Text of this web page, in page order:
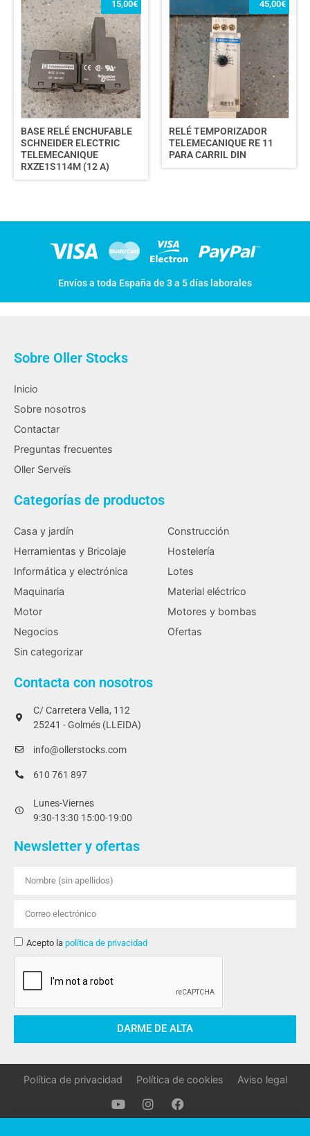
BASE RELÉ ENCHUFABLE
SCHNEIDER ELECTRIC
TELEMECANIQUE
RXZE1S114M (12 A)
15,00€
RELÉ TEMPORIZADOR
TELEMECANIQUE RE 11
PARA CARRIL DIN
45,00€
Envíos a toda España de 3 a 5 días laborales
Sobre Oller Stocks
Inicio
Sobre nosotros
Contactar
Preguntas frecuentes
Oller Serveïs
Categorías de productos
Casa y jardín
Construcción
Herramientas y Bricolaje
Hostelería
Informática y electrónica
Lotes
Maquinaria
Material eléctrico
Motor
Motores y bombas
Negocios
Ofertas
Sin categorizar
Contacta con nosotros
C/ Carretera Vella, 112
25241 - Golmés (LLEIDA)
info@ollerstocks.com
610 761 897
Lunes-Viernes
9:30-13:30 15:00-19:00
Newsletter y ofertas
Acepto la política de privacidad
DARME DE ALTA
Política de privacidad Política de cookies Aviso legal